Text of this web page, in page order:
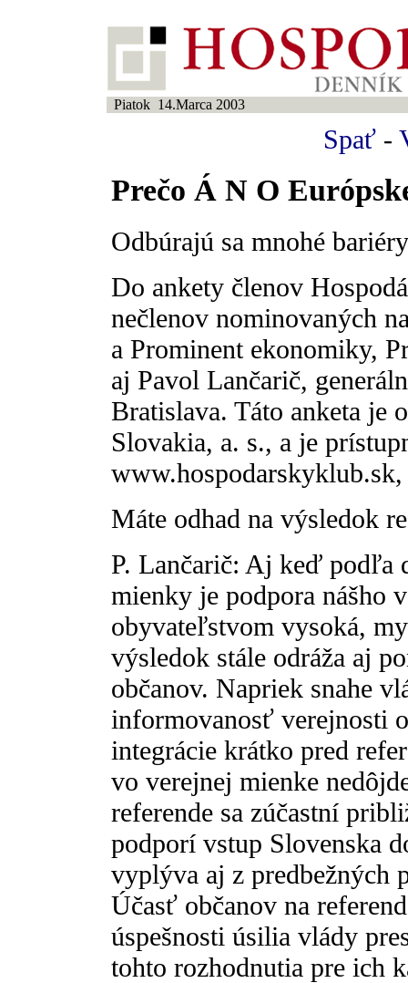
Piatok 14.Marca 2003
Spať -
Prečo Á N O
Odbúrajú sa mnohé bariéry
Do ankety členov
nečlenov nominovaných
a Prominent ekonomiky,
aj Pavol Lančarič,
Bratislava. Táto anketa je
Slovakia, a. s., a je
Máte odhad na výsledok
P. Lančarič: Aj keď podľa
mienky je podpora nášho
obyvateľstvom vysoká,
výsledok stále odráža aj
občanov. Napriek snahe
informovanosť verejnosti
integrácie krátko pred
vo verejnej mienke
referende sa zúčastní
podporí vstup Slovenska
vyplýva aj z predbežných
Účasť občanov na
úspešnosti úsilia vlády
tohto rozhodnutia pre ich